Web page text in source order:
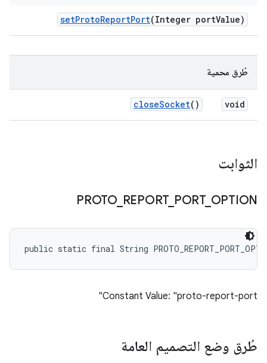
setProtoReportPort(Integer portValue)
طُرق محمية
void
closeSocket()
الثوابت
PROTO_ REPORT_ PORT_ OPTION
public static final String
Constant Value: "proto-report-port"
طُرق وضع التصميم العامة